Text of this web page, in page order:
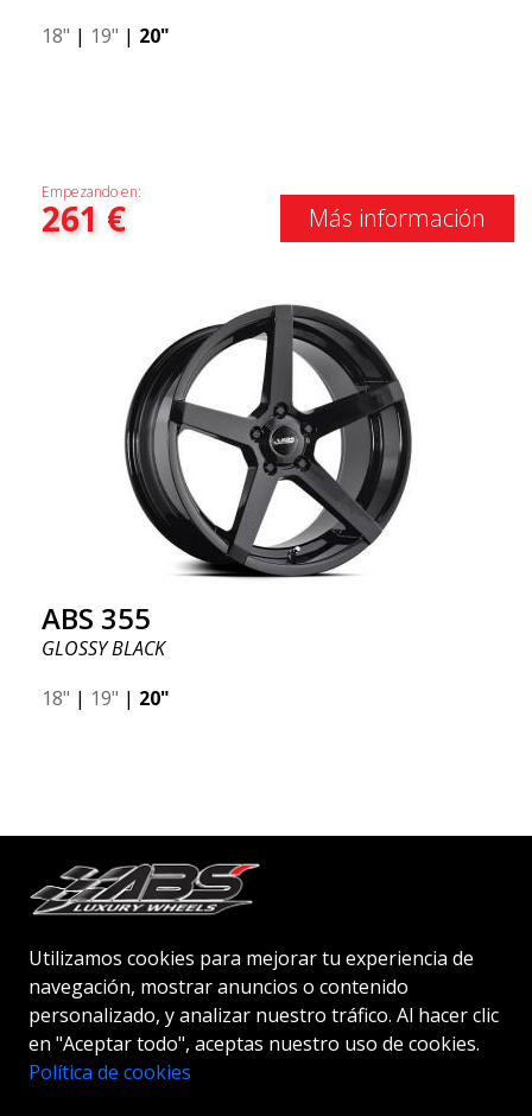
Utilizamos cookies para mejorar tu experiencia de
navegación, mostrar anuncios o contenido
personalizado, y analizar nuestro tráfico. Al hacer clic
en "Aceptar todo", aceptas nuestro uso de cookies.
Política de cookies
18" | 19" | 20"
Empezando en:
261 € Más información
ABS 355
GLOSSY BLACK
18" | 19" | 20"
270€